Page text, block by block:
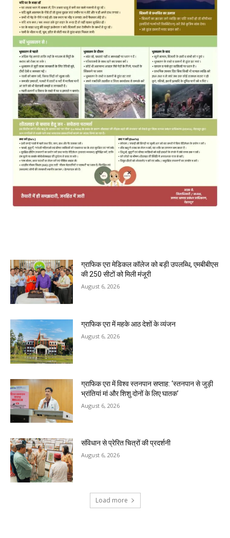
ग्राफिक एरा मेडिकल कॉलेज को बड़ी उपलब्धि, एमबीबीएस
की 250 सीटों को मिली मंजूरी
August 6, 2026
ग्राफिक एरा में महके आठ देशों के व्यंजन
August 6, 2026
ग्राफिक एरा में विश्व स्तनपान सप्ताह: ‘स्तनपान से जुड़ी
भ्रांतियां मां और शिशु दोनों के लिए घातक’
August 6, 2026
संविधान से प्रेरित चित्रों की प्रदर्शनी
August 6, 2026
Load more